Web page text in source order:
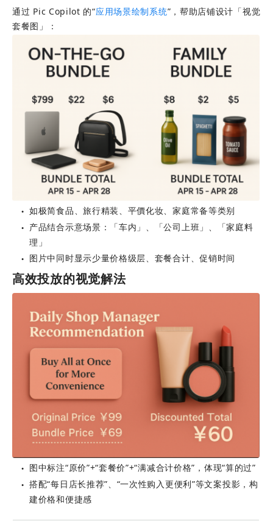
通过 Pic Copilot 的“应用场景绘制系统”，帮助店铺设计「视觉
套餐图」：
● 如极简食品、旅行精装、平價化妆、家庭常备等类别
●
产品结合示意场景：「车内」、「公司上班」、「家庭料
理」
● 图片中同时显示少量价格级层、套餐合计、促销时间
高效投放的视觉解法
● 图中标注“原价”+“套餐价”+“满减合计价格”，体现“算的过”
●
搭配“每日店长推荐”、“一次性购入更便利”等文案投影，构
建价格和便捷感